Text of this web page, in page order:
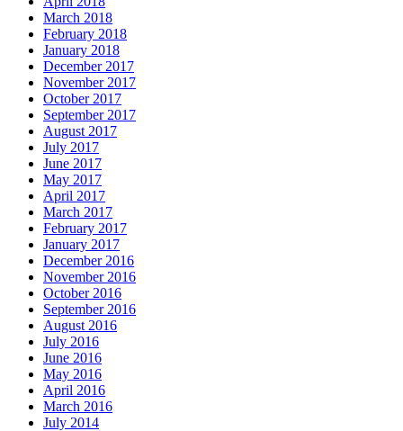
March 2018
February 2018
January 2018
December 2017
November 2017
October 2017
September 2017
August 2017
July 2017
June 2017
May 2017
April 2017
March 2017
February 2017
January 2017
December 2016
November 2016
October 2016
September 2016
August 2016
July 2016
June 2016
May 2016
April 2016
March 2016
July 2014